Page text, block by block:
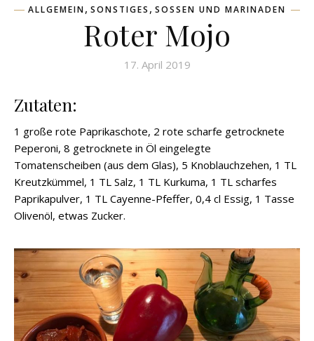
ALLGEMEIN, SONSTIGES , SOSSEN UND MARINADEN
Roter Mojo
17. April 2019
Zutaten:
1 große rote Paprikaschote, 2 rote scharfe getrocknete
Peperoni, 8 getrocknete in Öl eingelegte
Tomatenscheiben (aus dem Glas), 5 Knoblauchzehen, 1 TL
Kreutzkümmel, 1 TL Salz, 1 TL Kurkuma, 1 TL scharfes
Paprikapulver, 1 TL Cayenne-Pfeffer, 0,4 cl Essig, 1 Tasse
Olivenöl, etwas Zucker.